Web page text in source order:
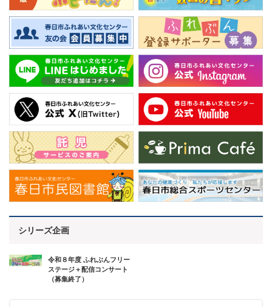
シリーズ企画
令和８年度 ふれぶんフリー
ステージ＋配信コンサート
（募集終了）